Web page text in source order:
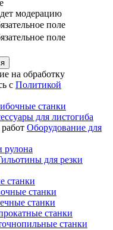
модерацию
поле
поле
на обработку
с Политикой
станки
для листогиба
Оборудование для
рулона
для резки
станки
станки
станки
станки
станки